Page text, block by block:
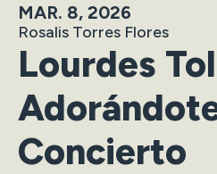
MAR. 8, 2026
Rosalis Torres Flores
Lourdes
Concierto